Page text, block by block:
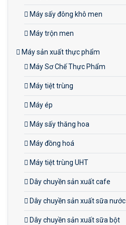
Máy sấy đông khô men
Máy trộn men
Máy sản xuất thực phẩm
Máy Sơ Chế Thực Phẩm
Máy tiệt trùng
Máy ép
Máy sấy thăng hoa
Máy đồng hoá
Máy tiệt trùng UHT
Dây chuyền sản xuất cafe
Dây chuyền sản xuất sữa nước
Dây chuyền sản xuất sữa bột